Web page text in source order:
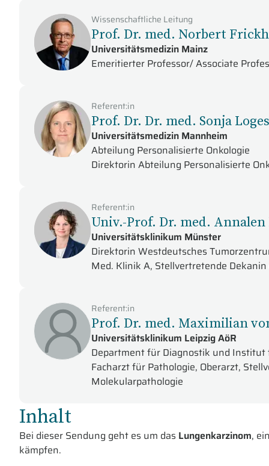
Wissenschaftliche Leitung
Prof. Dr. med. Norbert
Universitätsmedizin Mainz
Emeritierter Professor/ Associate
Referent:in
Prof. Dr. Dr. med. Sonja Loges
Universitätsmedizin Mannheim
Abteilung Personalisierte Onkologie
Direktorin Abteilung Personalisierte
Referent:in
Univ.-Prof. Dr. med.
Universitätsklinikum Münster
Direktorin Westdeutsches
Med. Klinik A, Stellvertretende
Referent:in
Prof. Dr. med. Maximilian
Universitätsklinikum Leipzig AöR
Department für Diagnostik und Institut
Facharzt für Pathologie, Oberarzt,
Molekularpathologie
Inhalt
Bei dieser Sendung geht es um das Lungenkarzinom,
kämpfen.